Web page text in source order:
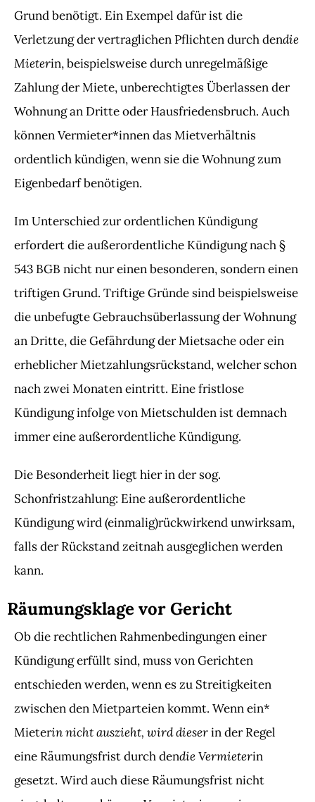
Grund benötigt. Ein Exempel dafür ist die
Verletzung der vertraglichen Pflichten durch dendie
Mieterin, beispielsweise durch unregelmäßige
Zahlung der Miete, unberechtigtes Überlassen der
Wohnung an Dritte oder Hausfriedensbruch. Auch
können Vermieter*innen das Mietverhältnis
ordentlich kündigen, wenn sie die Wohnung zum
Eigenbedarf benötigen.
Im Unterschied zur ordentlichen Kündigung
erfordert die außerordentliche Kündigung nach §
543 BGB nicht nur einen besonderen, sondern einen
triftigen Grund. Triftige Gründe sind beispielsweise
die unbefugte Gebrauchsüberlassung der Wohnung
an Dritte, die Gefährdung der Mietsache oder ein
erheblicher Mietzahlungsrückstand, welcher schon
nach zwei Monaten eintritt. Eine fristlose
Kündigung infolge von Mietschulden ist demnach
immer eine außerordentliche Kündigung.
Die Besonderheit liegt hier in der sog.
Schonfristzahlung: Eine außerordentliche
Kündigung wird (einmalig)rückwirkend unwirksam,
falls der Rückstand zeitnah ausgeglichen werden
kann.
Räumungsklage vor Gericht
Ob die rechtlichen Rahmenbedingungen einer
Kündigung erfüllt sind, muss von Gerichten
entschieden werden, wenn es zu Streitigkeiten
zwischen den Mietparteien kommt. Wenn ein*
Mieterin nicht auszieht, wird dieserin der Regel
eine Räumungsfrist durch dendie Vermieterin
gesetzt. Wird auch diese Räumungsfrist nicht